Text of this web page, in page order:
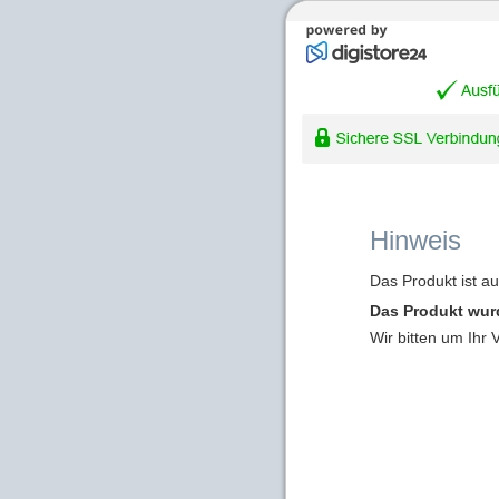
Hinweis
Das Produkt ist
Das Produkt
Wir bitten um Ihr